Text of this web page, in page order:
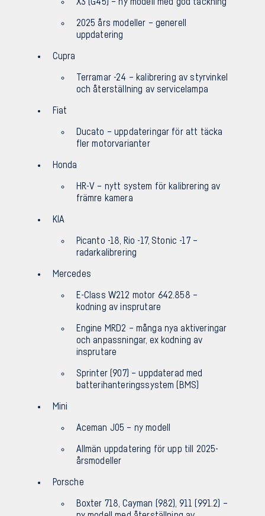
2025 års modeller – generell
uppdatering
Cupra
Terramar -24 – kalibrering av styrvinkel
och återställning av servicelampa
Fiat
Ducato – uppdateringar för att täcka
fler motorvarianter
Honda
HR-V – nytt system för kalibrering av
främre kamera
KIA
Picanto -18, Rio -17, Stonic -17 –
radarkalibrering
Mercedes
E-Class W212 motor 642.858 –
kodning av insprutare
Engine MRD2 – många nya aktiveringar
och anpassningar, ex kodning av
insprutare
Sprinter (907) – uppdaterad med
batterihanteringssystem (BMS)
Mini
Aceman J05 – ny modell
Allmän uppdatering för upp till 2025-
årsmodeller
Porsche
Boxter 718, Cayman (982), 911 (991.2) –